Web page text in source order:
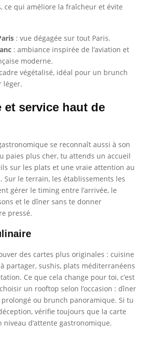
ce qui améliore la fraîcheur et évite
: vue dégagée sur tout Paris.
: ambiance inspirée de l’aviation et
moderne.
végétalisé, idéal pour un brunch
léger.
et service haut de
se reconnaît aussi à son
paies plus cher, tu attends un accueil
sur les plats et une vraie attention au
Sur le terrain, les établissements les
gérer le timing entre l’arrivée, le
et le dîner sans te donner
pressé.
des cartes plus originales : cuisine
partager, sushis, plats méditerranéens
Ce que cela change pour toi, c’est
un rooftop selon l’occasion : dîner
ou brunch panoramique. Si tu
vérifie toujours que la carte
niveau d’attente gastronomique.